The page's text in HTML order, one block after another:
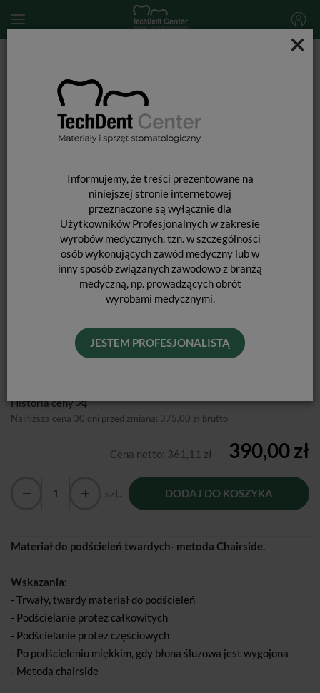
×
Informujemy, że treści prezentowane na
niniejszej stronie internetowej
przeznaczone są wyłącznie dla
Użytkowników Profesjonalnych w zakresie
wyrobów medycznych, tzn. w szczególności
osób wykonujących zawód medyczny lub w
inny sposób związanych zawodowo z branżą
medyczną, np. prowadzących obrót
wyrobami medycznymi.
JESTEM PROFESJONALISTĄ
REBASE II KIT FAST LIGHT PINK
Tokuyama Dental
Historia ceny
Najniższa cena 30 dni przed zmianą: 375,00 zł brutto
Cena netto: 361,11 zł 390,00 zł
szt. DODAJ DO KOSZYKA
Materiał do podścieleń twardych- metoda Chairside.
Wskazania:
- Trwały, twardy materiał do podścieleń
- Podścielanie protez całkowitych
- Podścielanie protez częściowych
- Po podścieleniu miękkim, gdy błona śluzowa jest wygojona
- Metoda chairside